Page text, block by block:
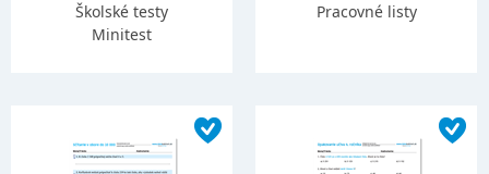
Školské testy
Minitest
Pracovné listy